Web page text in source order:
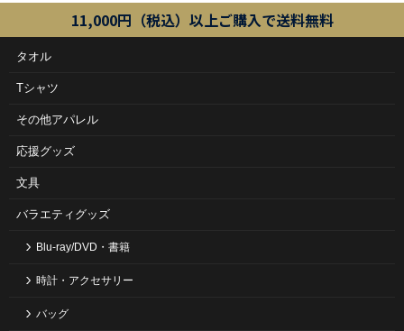
11,000円（税込）以上ご購入で送料無料
タオル
Tシャツ
その他アパレル
応援グッズ
文具
バラエティグッズ
Blu-ray/DVD・書籍
時計・アクセサリー
バッグ